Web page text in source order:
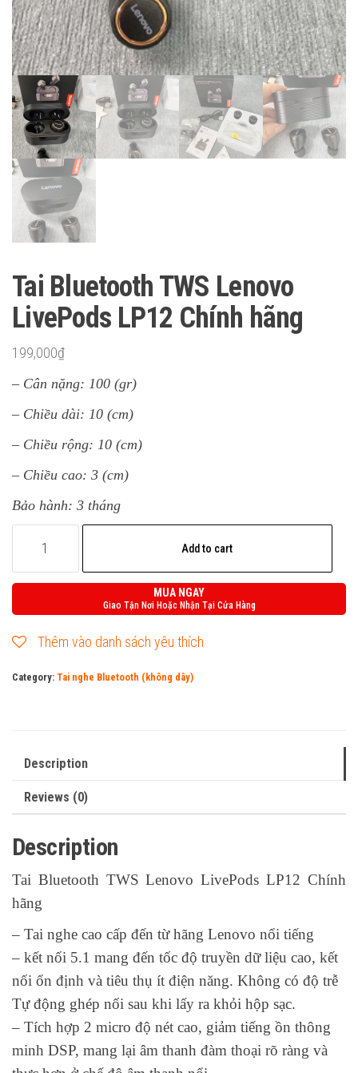
Tai Bluetooth TWS Lenovo
LivePods LP12 Chính hãng
199,000₫
– Cân nặng: 100 (gr)
– Chiều dài: 10 (cm)
– Chiều rộng: 10 (cm)
– Chiều cao: 3 (cm)
Bảo hành: 3 tháng
Bluetooth
TWS
LP12
Add to cart
MUA NGAY
Giao Tận Nơi Hoặc Nhận Tại Cửa Hàng
Thêm vào danh sách yêu thích
Category: Tai nghe Bluetooth (không dây)
Description
Reviews (0)
Description
Tai Bluetooth TWS Lenovo LivePods LP12 Chính
hãng
– Tai nghe cao cấp đến từ hãng Lenovo nổi tiếng
– kết nối 5.1 mang đến tốc độ truyền dữ liệu cao, kết
nối ổn định và tiêu thụ ít điện năng. Không có độ trễ
Tự động ghép nối sau khi lấy ra khỏi hộp sạc.
– Tích hợp 2 micro độ nét cao, giảm tiếng ồn thông
minh DSP, mang lại âm thanh đàm thoại rõ ràng và